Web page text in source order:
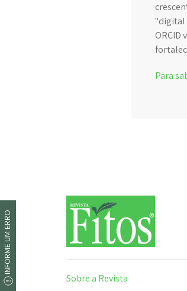
"digital
ORCID
Para
Sobre a Revista
INFORME UM ERRO